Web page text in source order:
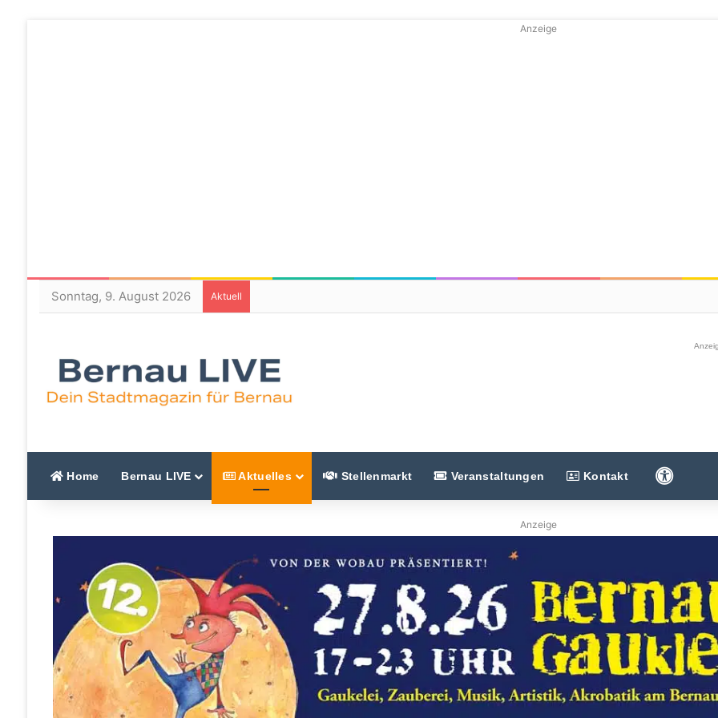
Anzeige
Sonntag, 9. August 2026 Aktuell
Home Bernau LIVE Aktuelles Stellenmarkt Veranstaltungen Kontakt
Anzeige